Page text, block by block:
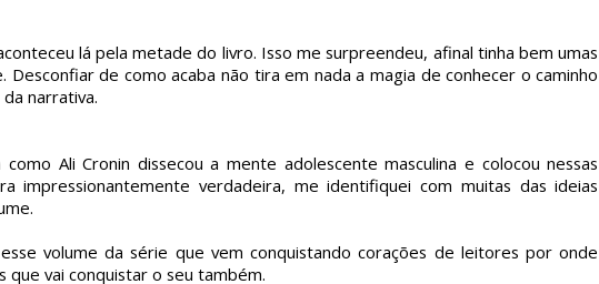
lá pela metade do livro. Isso me surpreendeu, afinal tinha bem umas
Desconfiar de como acaba não tira em nada a magia de conhecer o caminho
narrativa.
como Ali Cronin dissecou a mente adolescente masculina e colocou nessas
impressionantemente verdadeira, me identifiquei com muitas das ideias
volume da série que vem conquistando corações de leitores por onde
que vai conquistar o seu também.